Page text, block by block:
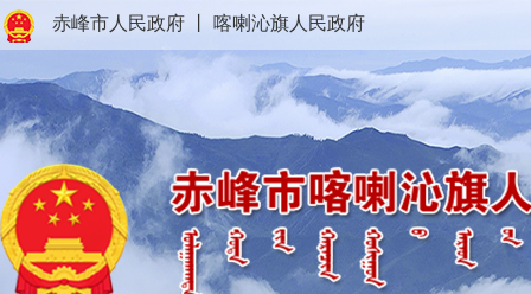
赤峰市人民政府 喀喇沁旗人民政府